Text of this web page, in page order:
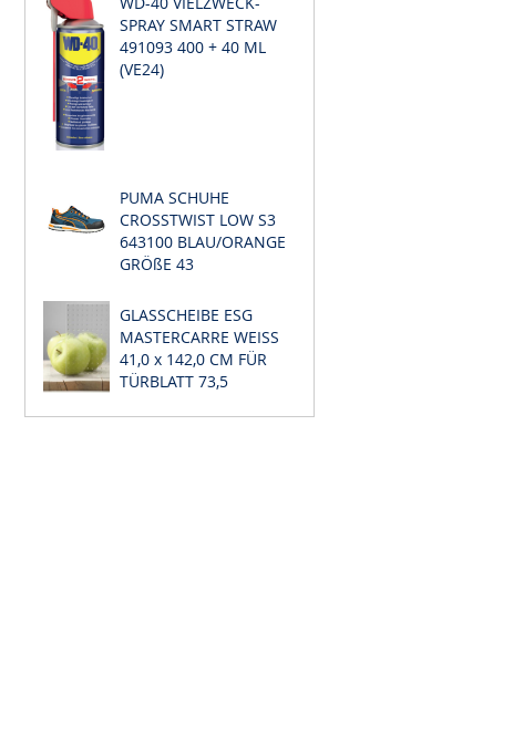
SPRAY SMART STRAW
491093 400 + 40 ML
(VE24)
PUMA SCHUHE
CROSSTWIST LOW S3
643100 BLAU/ORANGE
GRÖßE 43
GLASSCHEIBE ESG
MASTERCARRE WEISS
41,0 x 142,0 CM FÜR
TÜRBLATT 73,5